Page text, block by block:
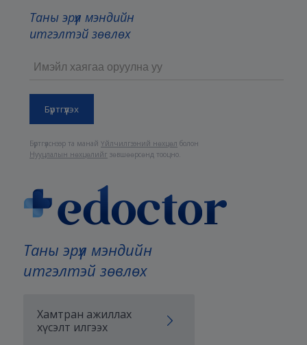
Таны эрүүл мэндийн
итгэлтэй зөвлөх
Хамтран ажиллах
хүсэлт илгээх
Таны эрүүл мэндийн
итгэлтэй зөвлөх
Бүртгүүлснээр та манайҮйлчилгээний нөхцөл болон
Нууцлалын нөхцөлийг зөвшөөрсөнд тооцно.